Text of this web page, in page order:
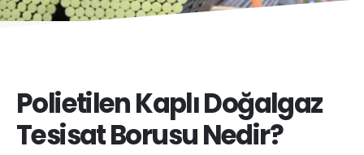
Polietilen Kaplı Doğalgaz
Tesisat Borusu Nedir?